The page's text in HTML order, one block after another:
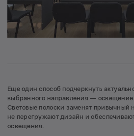
Еще один способ подчеркнуть
выбранного направления —
Световые полоски заменят привычный
не перегружают дизайн и
освещения.